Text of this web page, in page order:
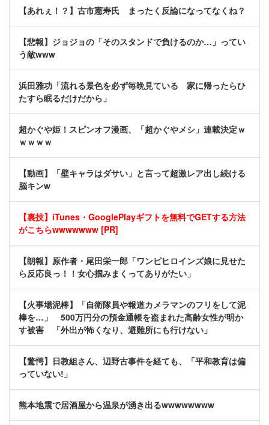
【あれぇ！？】古市憲寿氏 まったく反論になってなくね？
【悲報】ジョジョの「そのスタンドで負けるのか…」ってい
う敵www
浜田雅功「流れる景色を必ず毎晩見ている 家に帰ったらひ
たすら眠るだけだから」
超かぐや姫！スピンオフ漫画、「超かぐやメシ」連載決定ｗ
ｗｗｗｗ
【動画】「壁キャラはダサい」と言って超激レア出し続ける
脳キンw
【裏技】iTunes・GooglePlayギフトを無料でGETする方法
がこちらwwwwwww [PR]
【朗報】原作者・尾田栄一郎「ワンピヒロインズ娘に見せた
ら反応良っ！！女心掴みまくってありがたい」
【火事場泥棒】「自衛隊員や報道カメラマンのフリをして泥
棒を…」 500万円分の預金通帳を盗まれた高齢女性が明か
す被害 「外出が怖くなり、避難所にも行けない」
【驚愕】日教組さん、辺野古事件を経ても、「平和教育は偏
っていない!」
熊本地震で居酒屋から温泉が湧き出るwwwwwwww